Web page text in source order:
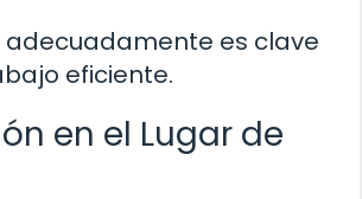
adecuadamente es clave
eficiente.
en el Lugar de